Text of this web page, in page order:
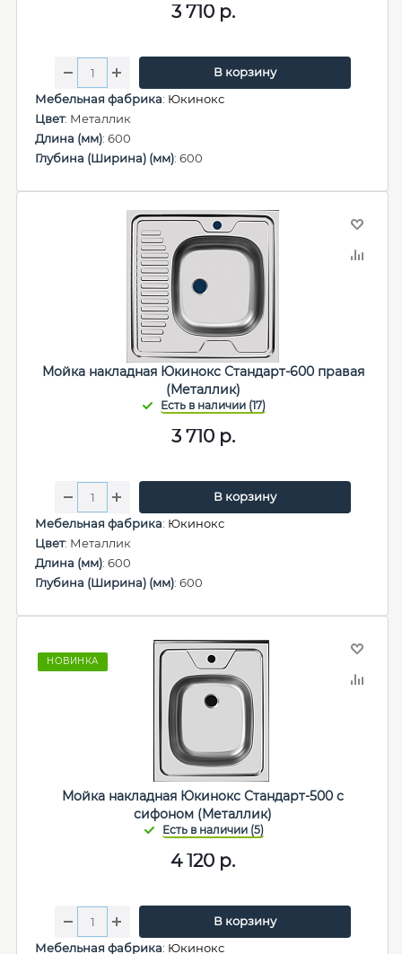
3 710р.
В корзину
Мебельная фабрика: Юкинокс
Цвет: Металлик
Длина (мм): 600
Глубина (Ширина) (мм): 600
Мойка накладная Юкинокс Стандарт-600 правая
(Металлик)
3 710р.
В корзину
Мебельная фабрика: Юкинокс
Цвет: Металлик
Длина (мм): 600
Глубина (Ширина) (мм): 600
НОВИНКА
Мойка накладная Юкинокс Стандарт-500 с
сифоном (Металлик)
4 120 р.
В корзину
Мебельная фабрика: Юкинокс